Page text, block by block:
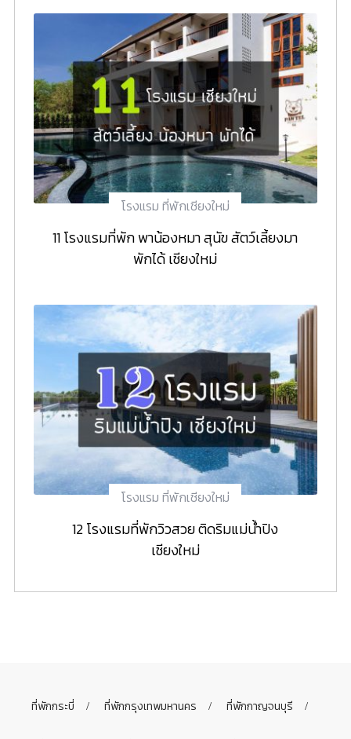
โรงแรม ที่พักเชียงใหม่
11 โรงแรมที่พัก พาน้องหมา สุนัข สัตว์เลี้ยงมา
พักได้ เชียงใหม่
โรงแรม ที่พักเชียงใหม่
12 โรงแรมที่พักวิวสวย ติดริมแม่น้ำปิง
เชียงใหม่
ที่พักกระบี่ ที่พักกรุงเทพมหานคร ที่พักกาญจนบุรี